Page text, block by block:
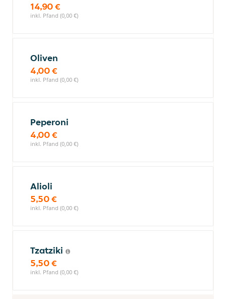
14,90 €
inkl. Pfand (0,00 €)
Oliven
4,00 €
inkl. Pfand (0,00 €)
Peperoni
4,00 €
inkl. Pfand (0,00 €)
Alioli
5,50 €
inkl. Pfand (0,00 €)
Tzatziki
5,50 €
inkl. Pfand (0,00 €)